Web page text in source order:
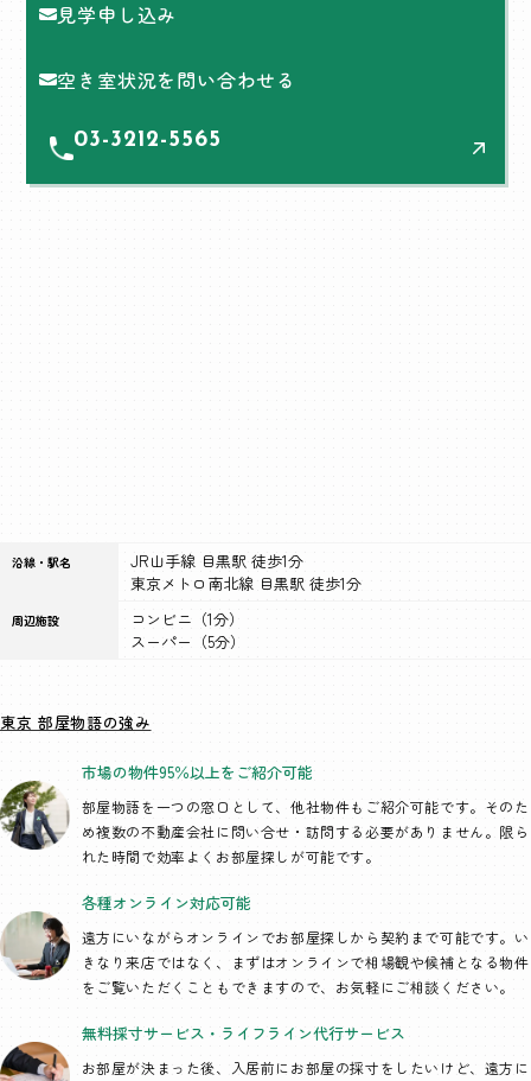
見学申し込み
空き室状況を問い合わせる
03-3212-5565
沿線・駅名
JR山手線 目黒駅 徒歩1分
東京メトロ南北線 目黒駅 徒歩1分
周辺施設
コンビニ（1分）
スーパー（5分）
東京 部屋物語の強み
市場の物件95％以上を ご紹介可能
部屋物語を一つの窓口として、他社物件もご紹介可能です。そのた
め複数の不動産会社に問い合せ・訪問する必要がありません。限ら
れた時間で効率よくお部屋探しが可能です。
各種オンライン対応可能
遠方にいながらオンラインでお部屋探しから契約まで可能です。い
きなり来店ではなく、まずはオンラインで相場観や候補となる物件
をご覧いただくこともできますので、お気軽にご相談ください。
無料採寸サービス・ ライフライン代行サービス
お部屋が決まった後、入居前にお部屋の採寸をしたいけど、遠方に